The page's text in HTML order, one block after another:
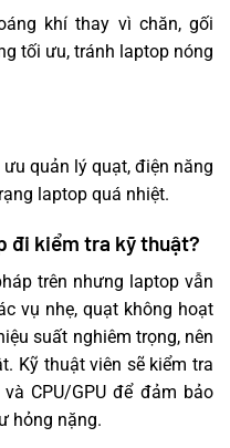
khí thay vì chăn, gối
tối ưu, tránh laptop nóng
quản lý quạt, điện năng
laptop quá nhiệt.
đi kiểm tra kỹ thuật?
trên nhưng laptop vẫn
vụ nhẹ, quạt không hoạt
suất nghiêm trọng, nên
Kỹ thuật viên sẽ kiểm tra
CPU/GPU để đảm bảo
hỏng nặng.